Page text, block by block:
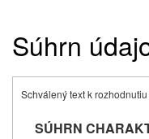
Súhrn
Schválený text k
SÚHRN